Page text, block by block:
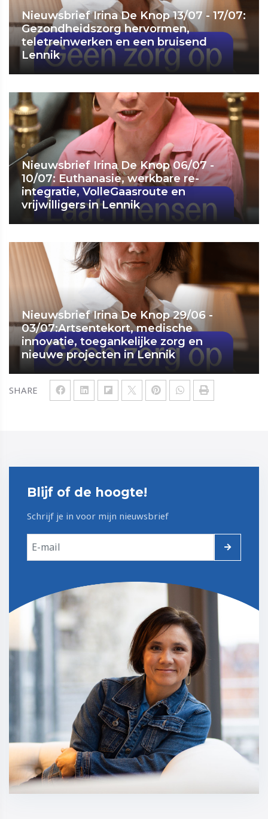
SHARE
Nieuwsbrief Irina De Knop 13/07 - 17/07:
Gezondheidszorg hervormen,
teletreinwerken en een bruisend
Lennik
Nieuwsbrief Irina De Knop 06/07 -
10/07: Euthanasie, werkbare re-
integratie, VolleGaasroute en
vrijwilligers in Lennik
Nieuwsbrief Irina De Knop 29/06 -
03/07:Artsentekort, medische
innovatie, toegankelijke zorg en
nieuwe projecten in Lennik
Blijf of de hoogte!
Schrijf je in voor mijn nieuwsbrief